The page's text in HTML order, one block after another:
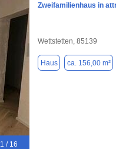
1 / 16
Zweifamilienhaus in
Wettstetten, 85139
Haus ca. 156,00 m²